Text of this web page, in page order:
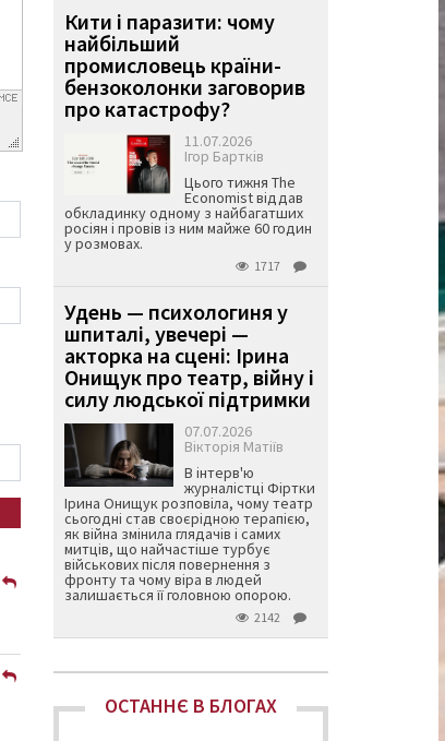
Кити і паразити: чому
найбільший
промисловець країни-
бензоколонки заговорив
про катастрофу?
11.07.2026
Ігор Бартків
Цього тижня The
Economist віддав
обкладинку одному з найбагатших
росіян і провів із ним майже 60 годин
у розмовах.
1717
Удень — психологиня у
шпиталі, увечері —
акторка на сцені: Ірина
Онищук про театр, війну і
силу людської підтримки
07.07.2026
Вікторія Матіїв
В інтерв'ю
журналістці Фіртки
Ірина Онищук розповіла, чому театр
сьогодні став своєрідною терапією,
як війна змінила глядачів і самих
митців, що найчастіше турбує
військових після повернення з
фронту та чому віра в людей
залишається її головною опорою.
2142
ОСТАННЄ В БЛОГАХ